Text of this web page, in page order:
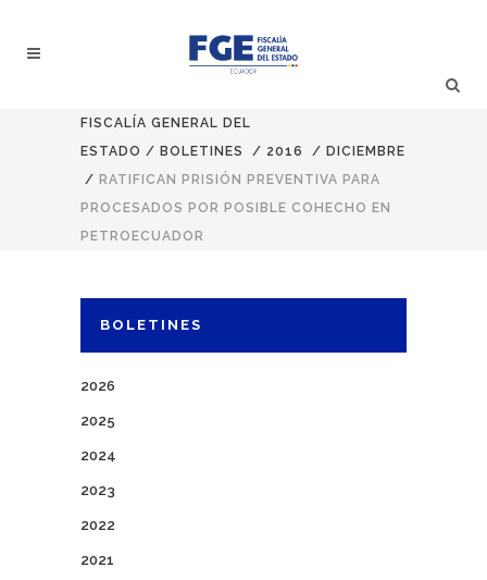
FISCALÍA GENERAL DEL
ESTADO / BOLETINES / 2016 / DICIEMBRE
/ RATIFICAN PRISIÓN PREVENTIVA PARA
PROCESADOS POR POSIBLE COHECHO EN
PETROECUADOR
BOLETINES
2026
2025
2024
2023
2022
2021